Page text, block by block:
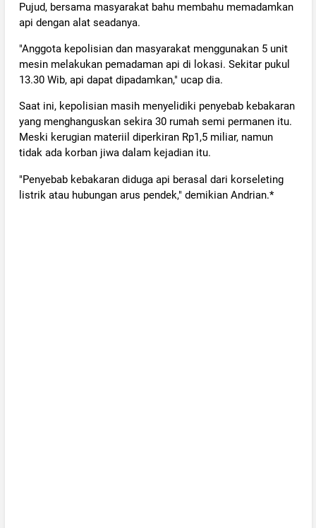
Pujud, bersama masyarakat bahu membahu memadamkan
api dengan alat seadanya.
"Anggota kepolisian dan masyarakat menggunakan 5 unit
mesin melakukan pemadaman api di lokasi. Sekitar pukul
13.30 Wib, api dapat dipadamkan," ucap dia.
Saat ini, kepolisian masih menyelidiki penyebab kebakaran
yang menghanguskan sekira 30 rumah semi permanen itu.
Meski kerugian materiil diperkiran Rp1,5 miliar, namun
tidak ada korban jiwa dalam kejadian itu.
"Penyebab kebakaran diduga api berasal dari korseleting
listrik atau hubungan arus pendek," demikian Andrian.*